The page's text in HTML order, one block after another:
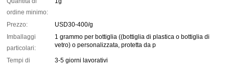
ordine minimo:
Prezzo:
USD30-400/g
Imballaggi
particolari:
1 grammo per bottiglia ((bottiglia di plastica o bottiglia di
vetro) o personalizzata, protetta da p
Tempi di
3-5 giorni lavorativi